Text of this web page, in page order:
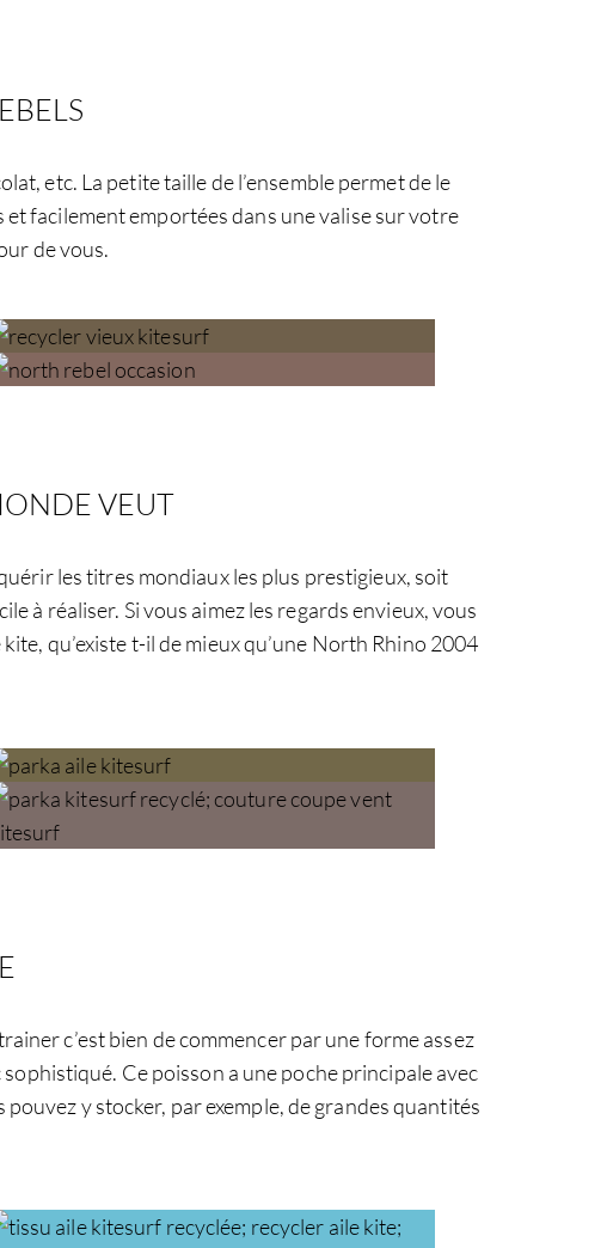
etc. La petite taille de l’ensemble permet de le
facilement emportées dans une valise sur votre
de vous.
VEUT
les titres mondiaux les plus prestigieux, soit
à réaliser. Si vous aimez les regards envieux, vous
qu’existe t-il de mieux qu’une North Rhino 2004
c’est bien de commencer par une forme assez
sophistiqué. Ce poisson a une poche principale avec
y stocker, par exemple, de grandes quantités